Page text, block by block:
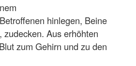
hinlegen, Beine
zudecken. Aus erhöhten
zum Gehirn und zu den